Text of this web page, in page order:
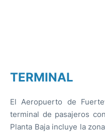
TERMINAL
El Aeropuerto de
terminal de pasajeros
Planta Baja incluye la